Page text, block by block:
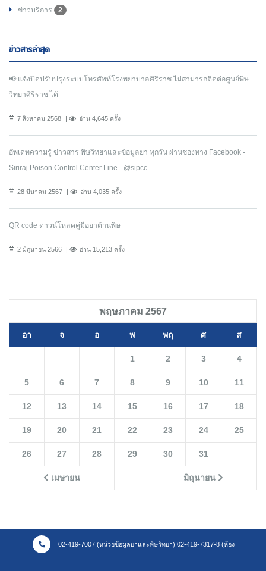
ข่าวบริการ 2
ข่าวสารล่าสุด
📢 แจ้งปิดปรับปรุงระบบโทรศัพท์โรงพยาบาลศิริราช ไม่สามารถติดต่อศูนย์พิษ
วิทยาศิริราช ได้
7 สิงหาคม 2568 อ่าน 4,645 ครั้ง
อัพเดทความรู้ ข่าวสาร พิษวิทยาและข้อมูลยา ทุกวัน ผ่านช่องทาง Facebook -
Siriraj Poison Control Center Line - @sipcc
28 มีนาคม 2567 อ่าน 4,035 ครั้ง
QR code ดาวน์โหลดคู่มือยาต้านพิษ
2 มิถุนายน 2566 อ่าน 15,213 ครั้ง
พฤษภาคม 2567
อา จ อ พ พฤ ศ ส
เมษายน มิถุนายน
1 2 3 4
5 6 7 8 9 10 11
12 13 14 15 16 17 18
19 20 21 22 23 24 25
26 27 28 29 30 31
02-419-7007 (หน่วยข้อมูลยาและพิษวิทยา) 02-419-7317-8 (ห้อง